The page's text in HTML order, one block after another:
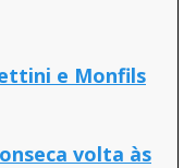
e Monfils
volta às